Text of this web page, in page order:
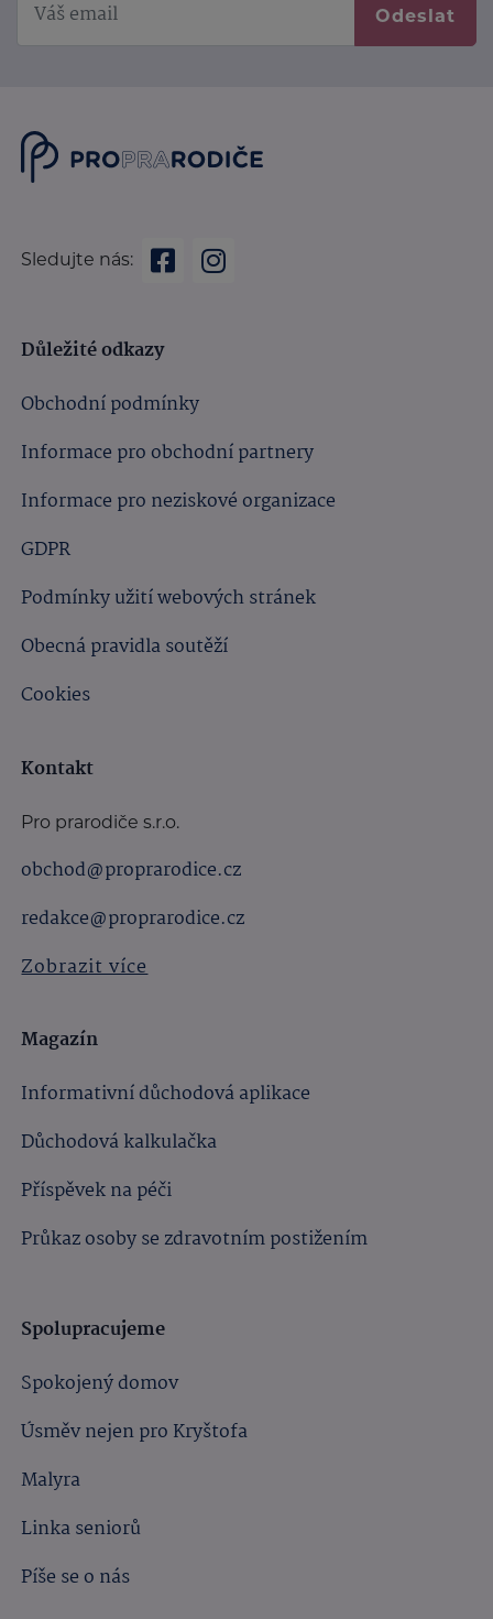
Odeslat
Sledujte nás:
Důležité odkazy
Obchodní podmínky
Informace pro obchodní partnery
Informace pro neziskové organizace
GDPR
Podmínky užití webových stránek
Obecná pravidla soutěží
Cookies
Kontakt
Pro prarodiče s.r.o.
obchod@proprarodice.cz
redakce@proprarodice.cz
Zobrazit více
Magazín
Informativní důchodová aplikace
Důchodová kalkulačka
Příspěvek na péči
Průkaz osoby se zdravotním postižením
Spolupracujeme
Spokojený domov
Úsměv nejen pro Kryštofa
Malyra
Linka seniorů
Píše se o nás